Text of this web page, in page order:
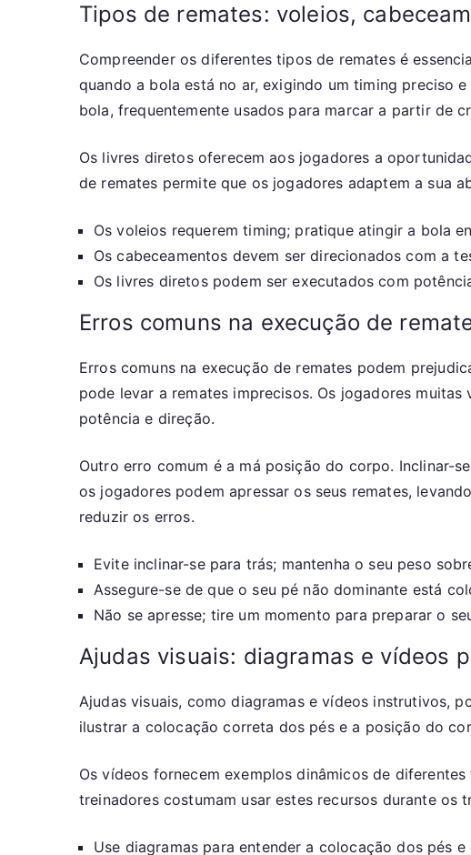
Tipos de remates: voleios,
Compreender os diferentes tipos de remates é
quando a bola está no ar, exigindo um timing preciso
bola, frequentemente usados para marcar a partir de
Os livres diretos oferecem aos jogadores a
de remates permite que os jogadores adaptem a sua
Os voleios requerem timing; pratique atingir a bola
Os cabeceamentos devem ser direcionados com a
Os livres diretos podem ser executados com
Erros comuns na execução de
Erros comuns na execução de remates podem
pode levar a remates imprecisos. Os jogadores
potência e direção.
Outro erro comum é a má posição do corpo. Inclinar-
os jogadores podem apressar os seus remates,
reduzir os erros.
Evite inclinar-se para trás; mantenha o seu peso
Assegure-se de que o seu pé não dominante está
Não se apresse; tire um momento para preparar o
Ajudas visuais: diagramas e vídeos
Ajudas visuais, como diagramas e vídeos instrutivos,
ilustrar a colocação correta dos pés e a posição do
Os vídeos fornecem exemplos dinâmicos de
treinadores costumam usar estes recursos durante os
Use diagramas para entender a colocação dos pés